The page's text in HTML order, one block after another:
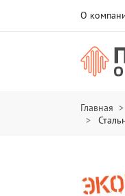
О
Главная